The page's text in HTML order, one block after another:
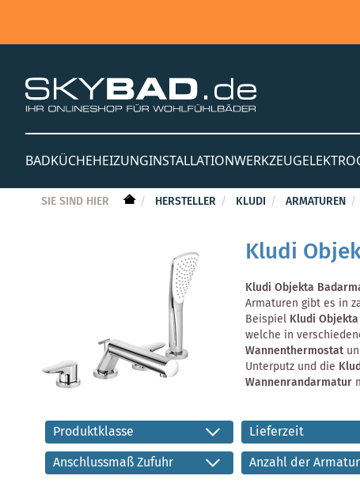
BADKÜCHEHEIZUNGINSTALLATIONWERKZEUGELEKTRO
SIE SIND HIER HERSTELLER KLUDI ARMATUREN
Kludi
Kludi Objekta
Armaturen gibt es in
Beispiel Kludi
welche in
Wannenthermostat
Unterputz und die
Wannenrandarmatur
Produktklasse Lieferzeit
Anschlussmaß Zufuhr
Anzahl der